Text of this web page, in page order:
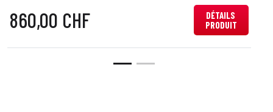
860,00 CHF
DÉTAILS
PRODUIT